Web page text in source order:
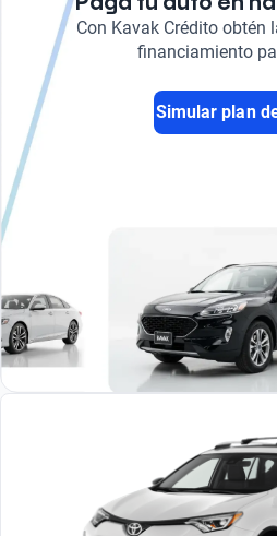
Con Kavak Crédito obtén
financiamiento
Simular plan